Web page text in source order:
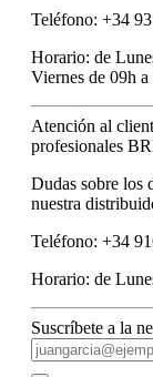
Teléfono: +34
Horario: de
Viernes de 09h a
Atención al
profesionales
Dudas sobre los
nuestra
Teléfono: +34
Horario: de
Suscríbete a la